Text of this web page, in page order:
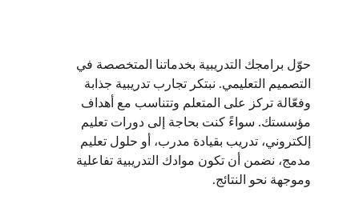
حوّل برامجك التدريبية بخدماتنا المتخصصة في
التصميم التعليمي. نبتكر تجارب تدريبية جذابة
وفعّالة تركز على المتعلم وتتناسب مع أهداف
مؤسستك. سواءً كنت بحاجة إلى دورات تعليم
إلكتروني، تدريب بقيادة مدرب، أو حلول تعليم
مدمج، نضمن أن تكون موادك التدريبية تفاعلية
وموجهة نحو النتائج.